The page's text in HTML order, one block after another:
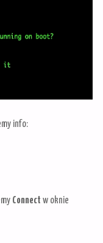
info:
Connect w oknie